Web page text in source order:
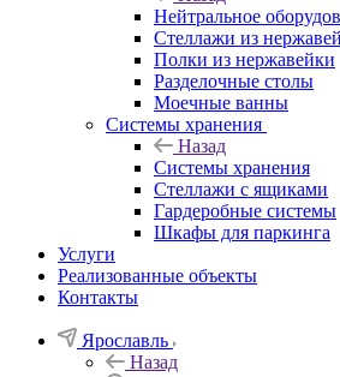
Нейтральное
Стеллажи из
Полки из нержавейки
Разделочные столы
Моечные ванны
Системы хранения
Назад
Системы хранения
Стеллажи с ящиками
Гардеробные системы
Шкафы для паркинга
Услуги
Реализованные объекты
Контакты
Ярославль
Назад